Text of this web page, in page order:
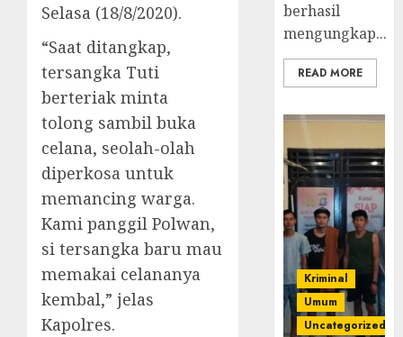
Selasa (18/8/2020).
“Saat ditangkap,
tersangka Tuti
berteriak minta
tolong sambil buka
celana, seolah-olah
diperkosa untuk
memancing warga.
Kami panggil Polwan,
si tersangka baru mau
memakai celananya
kembal,” jelas
Kapolres.
berhasil
mengungkap...
READ MORE
Kriminal
Umum
Uncategorized